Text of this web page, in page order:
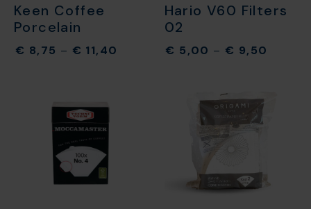
Keen Coffee
Porcelain
€ 8,75 – € 11,40
Hario V60 Filters
02
€ 5,00 – € 9,50